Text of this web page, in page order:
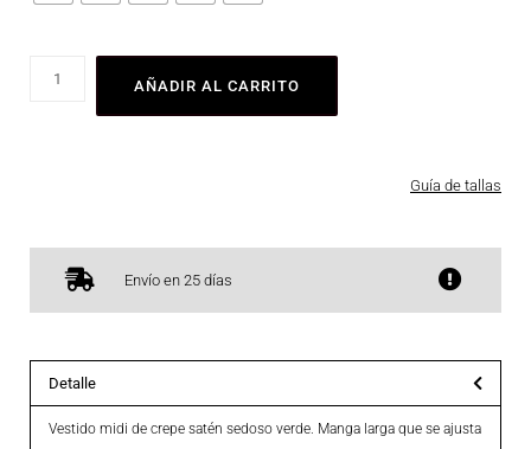
AÑADIR AL CARRITO
Guía de tallas
Envío en 25 días
Detalle
Vestido midi de crepe satén sedoso verde. Manga larga que se ajusta